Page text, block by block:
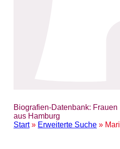
Biografien-Datenbank: Frauen
aus Hamburg
Start» Erweiterte Suche »